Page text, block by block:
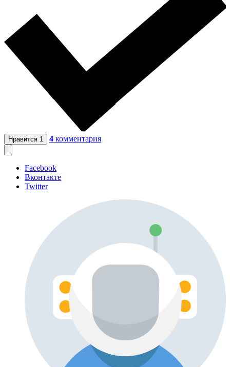
Нравится 1 4 комментария
Facebook
Вконтакте
Twitter